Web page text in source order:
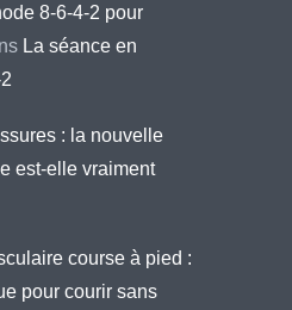
8-6-4-2 pour
La séance en
: la nouvelle
est-elle vraiment
course à pied :
pour courir sans